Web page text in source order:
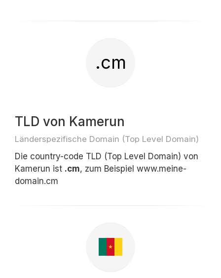
.cm
TLD von Kamerun
Länderspezifische Domain (Top Level Domain)
Die country-code TLD (Top Level Domain) von
Kamerun ist .cm, zum Beispiel www.meine-
domain.cm